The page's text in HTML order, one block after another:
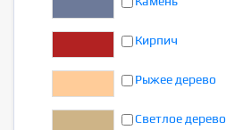
Кирпич
Рыжее дерево
Светлое дерево